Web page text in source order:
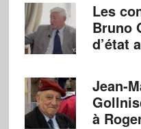
Les
Bruno
d’état
Jean-
à